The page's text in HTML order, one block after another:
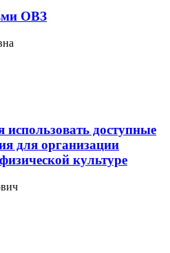
ОВЗ
доступные
для организации
культуре